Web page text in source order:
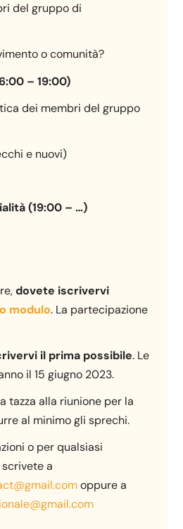
del gruppo di
o comunità?
– 19:00)
dei membri del gruppo
e nuovi)
(19:00 – …)
dovete iscrivervi
modulo. La partecipazione
il prima possibile. Le
il 15 giugno 2023.
tazza alla riunione per la
al minimo gli sprechi.
o per qualsiasi
a
oppure a